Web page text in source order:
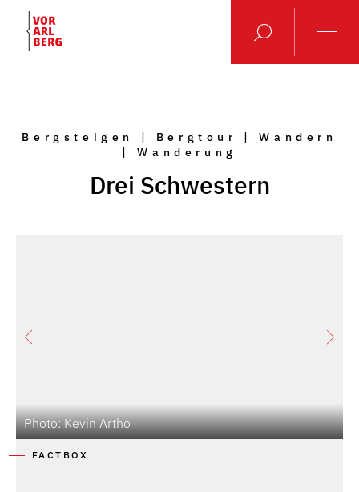
Bergsteigen | Bergtour | Wandern
| Wanderung
Drei Schwestern
Photo: Kevin Artho
FACTBOX